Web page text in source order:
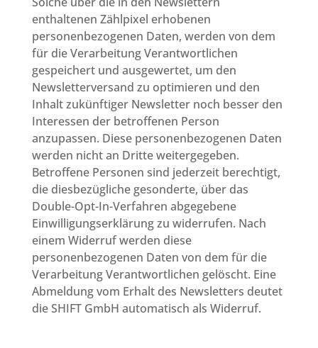
enthaltenen Zählpixel erhobenen
personenbezogenen Daten, werden von dem
für die Verarbeitung Verantwortlichen
gespeichert und ausgewertet, um den
Newsletterversand zu optimieren und den
Inhalt zukünftiger Newsletter noch besser den
Interessen der betroffenen Person
anzupassen. Diese personenbezogenen Daten
werden nicht an Dritte weitergegeben.
Betroffene Personen sind jederzeit berechtigt,
die diesbezügliche gesonderte, über das
Double-Opt-In-Verfahren abgegebene
Einwilligungserklärung zu widerrufen. Nach
einem Widerruf werden diese
personenbezogenen Daten von dem für die
Verarbeitung Verantwortlichen gelöscht. Eine
Abmeldung vom Erhalt des Newsletters deutet
die SHIFT GmbH automatisch als Widerruf.